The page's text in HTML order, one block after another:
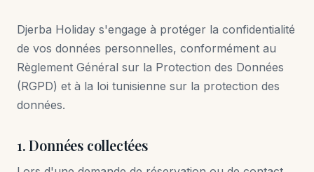
Djerba Holiday s'engage à protéger la confidentialité
de vos données personnelles, conformément au
Règlement Général sur la Protection des Données
(RGPD) et à la loi tunisienne sur la protection des
données.
1. Données collectées